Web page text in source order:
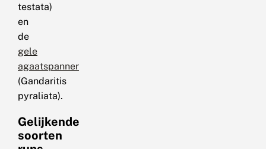
testata)
en
de
gele
agaatspanner
(Gandaritis
pyraliata).
Gelijkende
soorten